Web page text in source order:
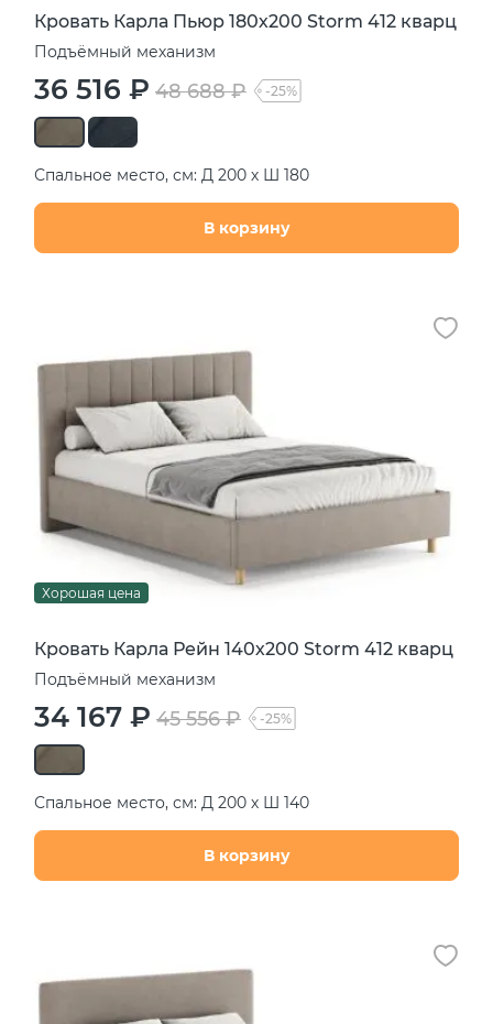
Кровать Карла Пьюр 180х200 Storm 412 кварц
Подъёмный механизм
36 516 ₽ 48 688 ₽ -25%
Спальное место, см: Д 200 х Ш 180
В корзину
Хорошая цена
Кровать Карла Рейн 140х200 Storm 412 кварц
Подъёмный механизм
34 167 ₽ 45 556 ₽ -25%
Спальное место, см: Д 200 х Ш 140
В корзину